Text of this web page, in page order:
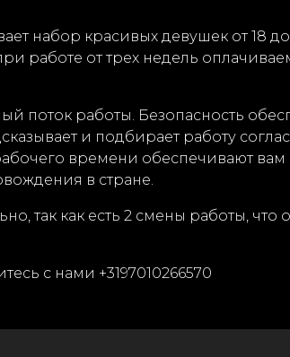
набор красивых девушек от 18
работе от трех недель
поток работы. Безопасность
и подбирает работу
времени обеспечивают вам
в стране.
так как есть 2 смены работы, что
с нами +3197010266570